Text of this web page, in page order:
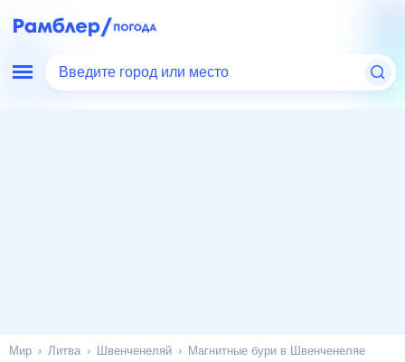
Введите город или место
Мир Литва Швенченеляй Магнитные бури в Швенченеляе